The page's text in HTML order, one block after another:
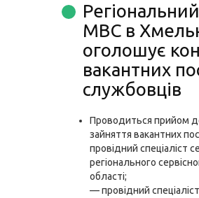
МВС в
оголошує
вакантних
службовців
Проводиться прийом
зайняття вакантних
провідний спеціаліст
регіонального
області;
— провідний